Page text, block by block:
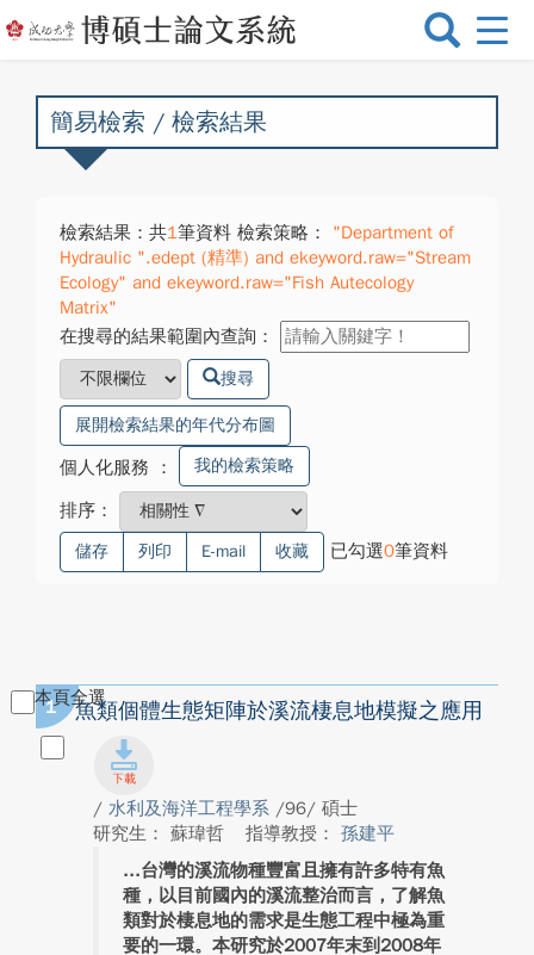
選
換
簡易檢索 / 檢索結果
檢索結果：共1筆資料 檢索策略：
"Department of
Hydraulic ".edept (精準) and ekeyword.raw="Stream
Ecology" and ekeyword.raw="Fish Autecology
Matrix"
在搜尋的結果範圍內查詢：
搜尋
展開檢索結果的年代分布圖
個人化服務 ： 我的檢索策略
排序：
儲存 列印 E-mail 收藏 已勾選0筆資料
本頁全選
1 魚類個體生態矩陣於溪流棲息地模擬之應用
/ 水利及海洋工程學系 /96/ 碩士
研究生： 蘇瑋哲
指導教授： 孫建平
台灣的溪流物種豐富且擁有許多特有魚
種，以目前國內的溪流整治而言，了解魚
類對於棲息地的需求是生態工程中極為重
要的一環。本研究於2007年末到2008年